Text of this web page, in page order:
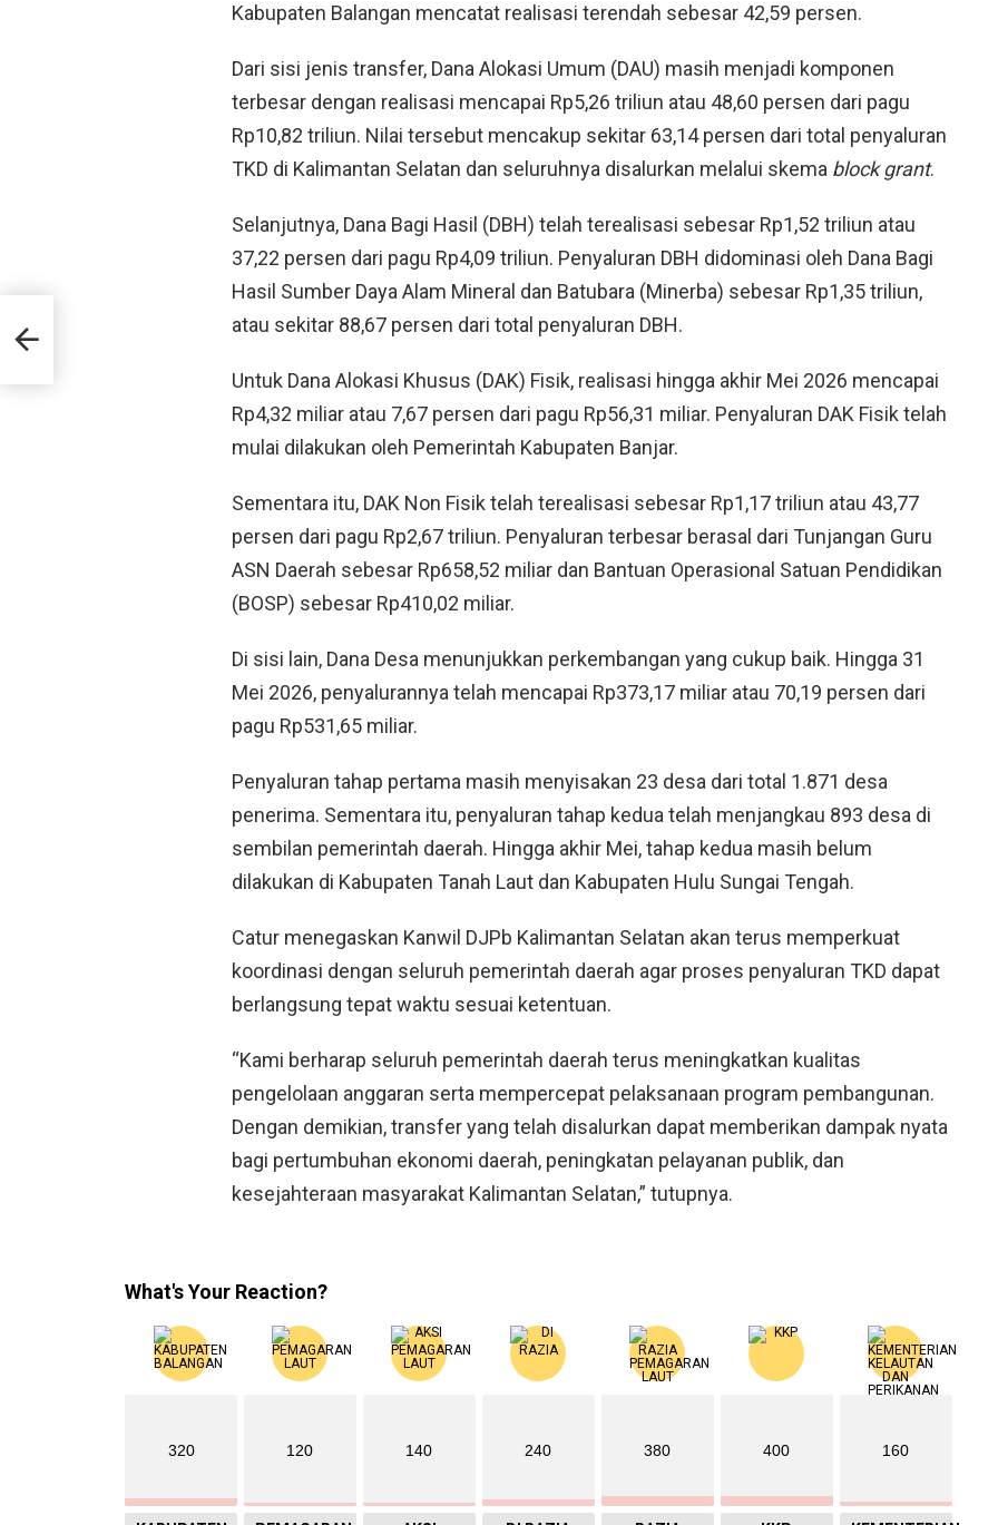
Kabupaten Balangan mencatat realisasi terendah sebesar 42,59 persen.
Dari sisi jenis transfer, Dana Alokasi Umum (DAU) masih menjadi komponen
terbesar dengan realisasi mencapai Rp5,26 triliun atau 48,60 persen dari pagu
Rp10,82 triliun. Nilai tersebut mencakup sekitar 63,14 persen dari total penyaluran
TKD di Kalimantan Selatan dan seluruhnya disalurkan melalui skema block grant.
Selanjutnya, Dana Bagi Hasil (DBH) telah terealisasi sebesar Rp1,52 triliun atau
37,22 persen dari pagu Rp4,09 triliun. Penyaluran DBH didominasi oleh Dana Bagi
Hasil Sumber Daya Alam Mineral dan Batubara (Minerba) sebesar Rp1,35 triliun,
atau sekitar 88,67 persen dari total penyaluran DBH.
Untuk Dana Alokasi Khusus (DAK) Fisik, realisasi hingga akhir Mei 2026 mencapai
Rp4,32 miliar atau 7,67 persen dari pagu Rp56,31 miliar. Penyaluran DAK Fisik telah
mulai dilakukan oleh Pemerintah Kabupaten Banjar.
Sementara itu, DAK Non Fisik telah terealisasi sebesar Rp1,17 triliun atau 43,77
persen dari pagu Rp2,67 triliun. Penyaluran terbesar berasal dari Tunjangan Guru
ASN Daerah sebesar Rp658,52 miliar dan Bantuan Operasional Satuan Pendidikan
(BOSP) sebesar Rp410,02 miliar.
Di sisi lain, Dana Desa menunjukkan perkembangan yang cukup baik. Hingga 31
Mei 2026, penyalurannya telah mencapai Rp373,17 miliar atau 70,19 persen dari
pagu Rp531,65 miliar.
Penyaluran tahap pertama masih menyisakan 23 desa dari total 1.871 desa
penerima. Sementara itu, penyaluran tahap kedua telah menjangkau 893 desa di
sembilan pemerintah daerah. Hingga akhir Mei, tahap kedua masih belum
dilakukan di Kabupaten Tanah Laut dan Kabupaten Hulu Sungai Tengah.
Catur menegaskan Kanwil DJPb Kalimantan Selatan akan terus memperkuat
koordinasi dengan seluruh pemerintah daerah agar proses penyaluran TKD dapat
berlangsung tepat waktu sesuai ketentuan.
“Kami berharap seluruh pemerintah daerah terus meningkatkan kualitas
pengelolaan anggaran serta mempercepat pelaksanaan program pembangunan.
Dengan demikian, transfer yang telah disalurkan dapat memberikan dampak nyata
bagi pertumbuhan ekonomi daerah, peningkatan pelayanan publik, dan
kesejahteraan masyarakat Kalimantan Selatan,” tutupnya.
What's Your Reaction?
320 120 140 240 380 400 160